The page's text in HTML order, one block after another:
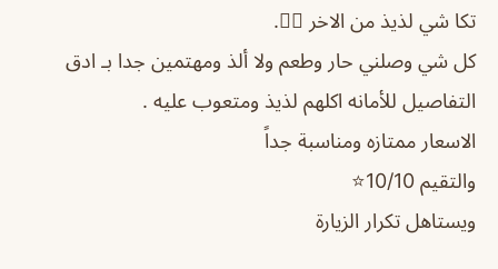
تكا شي لذيذ من الاخر 👌🏻.
كل شي وصلني حار وطعم ولا ألذ ومهتمين جدا بـ ادق
التفاصيل للأمانه اكلهم لذيذ ومتعوب عليه .
الاسعار ممتازه ومناسبة جداً
والتقيم 10/10⭐️
ويستاهل تكرار الزيارة